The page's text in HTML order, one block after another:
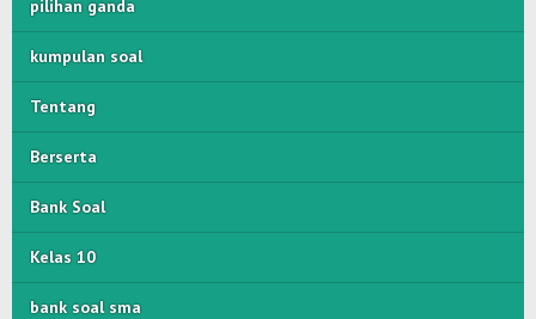
pilihan ganda
kumpulan soal
Tentang
Berserta
Bank Soal
Kelas 10
bank soal sma